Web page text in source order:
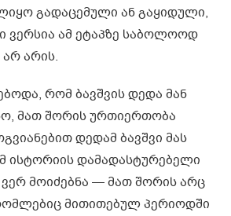
გადაცემული ან გაყიდული,
ვერსია ამ ეტაპზე საბოლოოდ
არის.
რომ ბავშვის დედა მან
მათ შორის ურთიერთობა
დედამ ბავშვი მას
ისტორიის დამადასტურებელი
მოიძებნა — მათ შორის არც
მითითებულ პერიოდში